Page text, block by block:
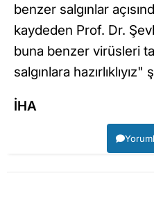
benzer salgınlar
kaydeden Prof. Dr.
buna benzer virüsleri
salgınlara
İHA